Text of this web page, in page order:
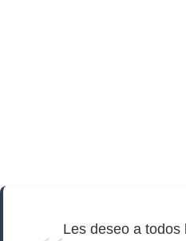
Les deseo a todos